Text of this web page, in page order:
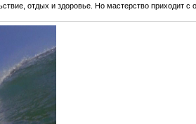
отдых и здоровье. Но мастерство приходит с